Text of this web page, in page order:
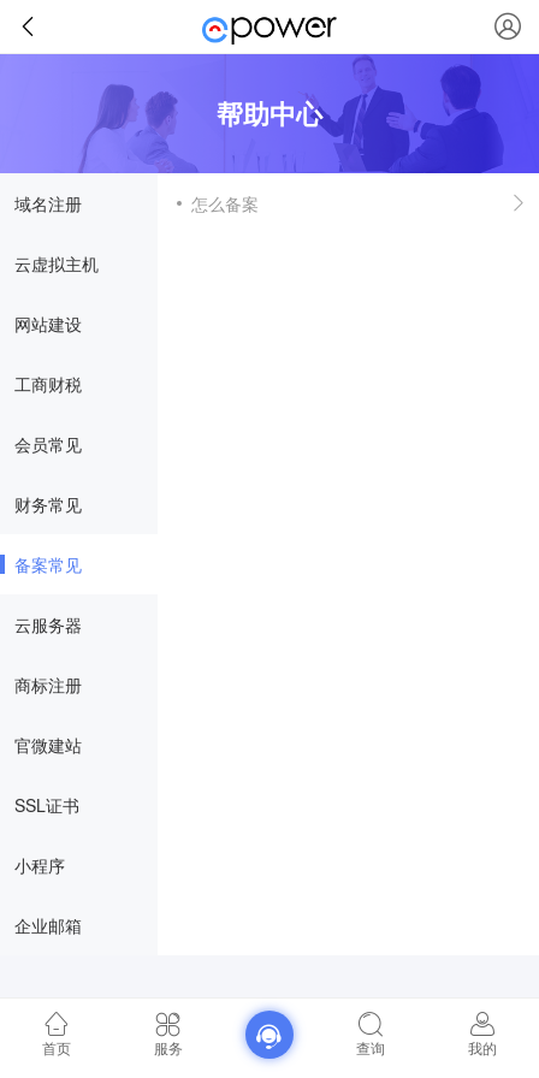
帮助中心
域名注册
云虚拟主机
网站建设
工商财税
会员常见
财务常见
备案常见
云服务器
商标注册
官微建站
SSL证书
小程序
企业邮箱
怎么备案
首页 服务 查询 我的